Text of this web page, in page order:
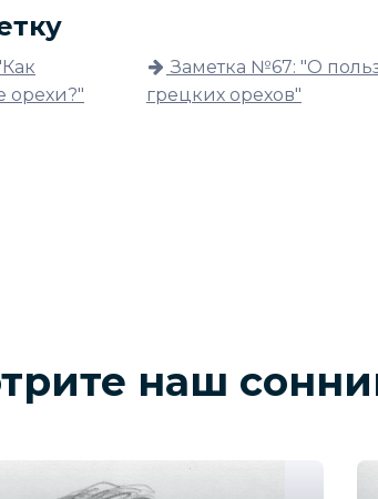
орехи?"
Заметка №67: "О
грецких орехов"
наш